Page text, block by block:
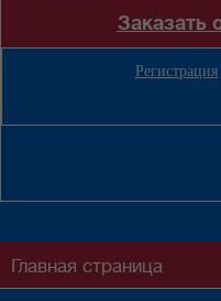
Заказать
Регистрация
Главная страница